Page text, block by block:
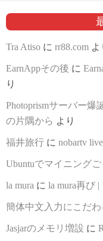
Tra Atiso に rr88.com よ
EarnAppその後 に
り
Photoprismサーバー爆
の片隅から より
福井旅行 に nobartv live
Ubuntuでマイニング
la mura に la mura再び
簡体中文入力にこだわ
Jasjarのメモリ増設 に